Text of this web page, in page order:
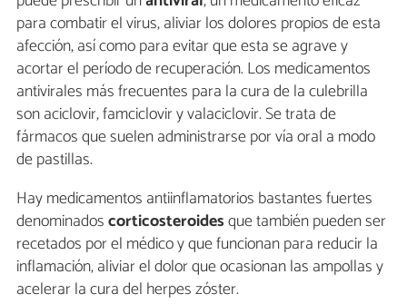
para combatir el virus, aliviar los dolores propios de esta
afección, así como para evitar que esta se agrave y
acortar el período de recuperación. Los medicamentos
antivirales más frecuentes para la cura de la culebrilla
son aciclovir, famciclovir y valaciclovir. Se trata de
fármacos que suelen administrarse por vía oral a modo
de pastillas.
Hay medicamentos antiinflamatorios bastantes fuertes
denominadoscorticosteroidesque también pueden ser
recetados por el médico y que funcionan para reducir la
inflamación, aliviar el dolor que ocasionan las ampollas y
acelerar la cura del herpes zóster.